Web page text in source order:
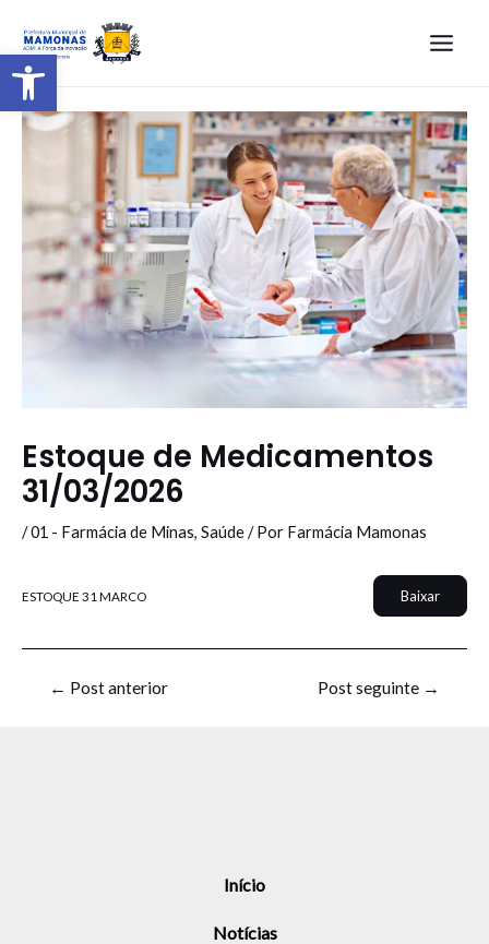
Barra de Ferramentas Aberta
Estoque de Medicamentos
31/03/2026
/01 - Farmácia de Minas, Saúde/ Por Farmácia Mamonas
ESTOQUE 31 MARCO Baixar
← Post anterior Post seguinte →
Início
Notícias